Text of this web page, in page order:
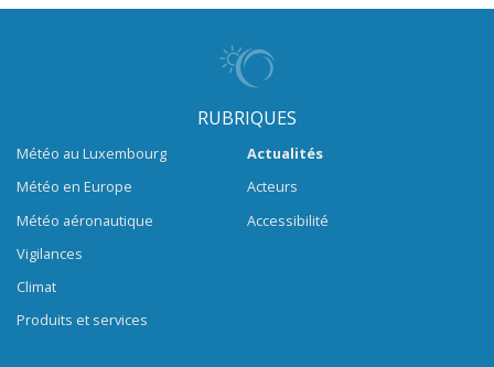
RUBRIQUES
Météo au Luxembourg
Météo en Europe
Météo aéronautique
Vigilances
Climat
Produits et services
Actualités
Acteurs
Accessibilité